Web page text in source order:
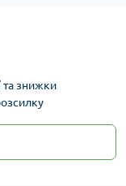
та знижки